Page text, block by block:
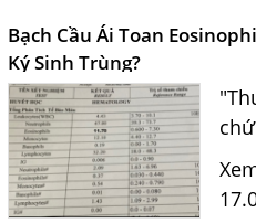
Bạch Cầu Ái Toan
Ký Sinh Trùng?
kỳ.